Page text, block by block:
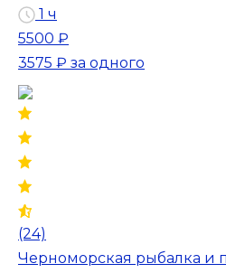
1 ч
5500 ₽
3575 ₽ за одного
(24)
Черноморская рыбалка и